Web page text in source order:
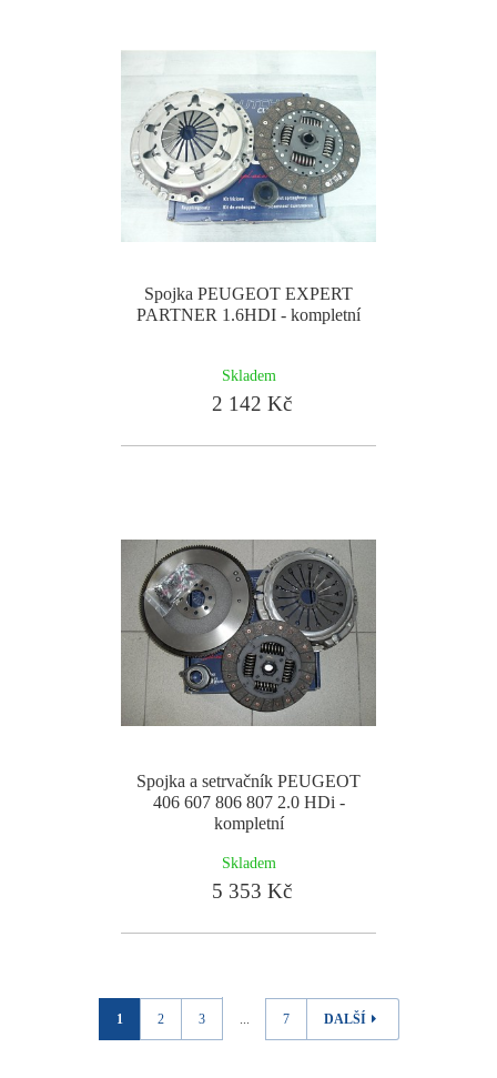
Spojka PEUGEOT EXPERT
PARTNER 1.6HDI - kompletní
Skladem
2 142 Kč
Spojka a setrvačník PEUGEOT
406 607 806 807 2.0 HDi -
kompletní
Skladem
5 353 Kč
1 2 3 ... 7 DALŠÍ